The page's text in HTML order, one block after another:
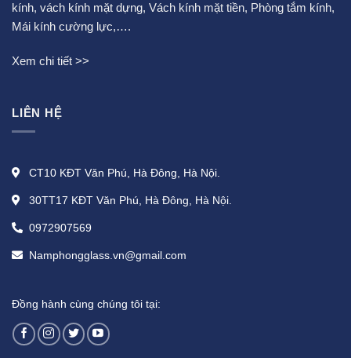
kính, vách kính mặt dựng, Vách kính mặt tiền, Phòng tắm kính,
Mái kính cường lực,….
Xem chi tiết >>
LIÊN HỆ
CT10 KĐT Văn Phú, Hà Đông, Hà Nội.
30TT17 KĐT Văn Phú, Hà Đông, Hà Nội.
0972907569
Namphongglass.vn@gmail.com
Đồng hành cùng chúng tôi tại: